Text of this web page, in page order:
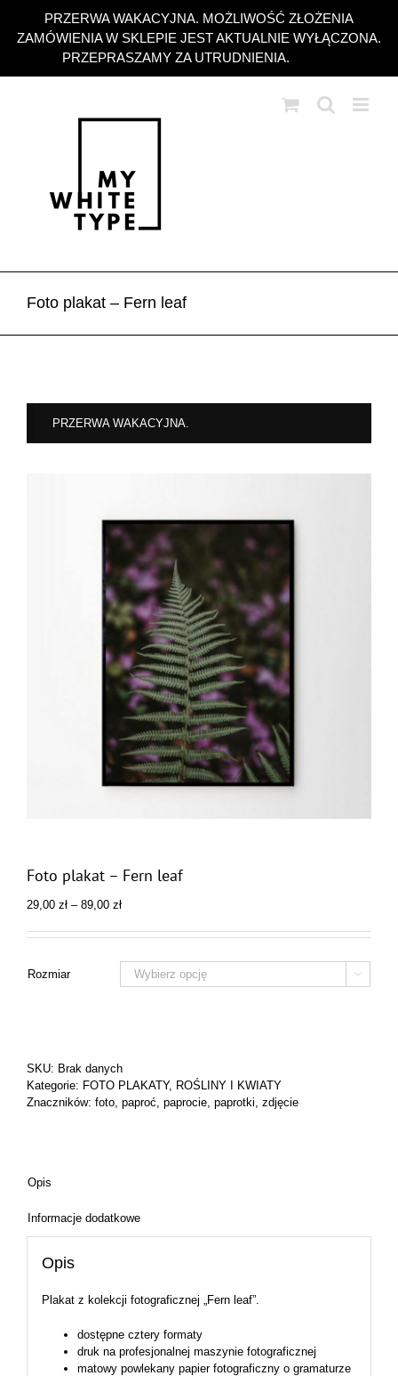
PRZERWA WAKACYJNA. MOŻLIWOŚĆ ZŁOŻENIA
ZAMÓWIENIA W SKLEPIE JEST AKTUALNIE WYŁĄCZONA.
PRZEPRASZAMY ZA UTRUDNIENIA.
zawartości
Foto plakat – Fern leaf
PRZERWA WAKACYJNA.
Foto plakat – Fern leaf
29,00 zł – 89,00 złZakres
od
89,00 zł
Rozmiar 
SKU: Brak danych
Kategorie: FOTO PLAKATY, ROŚLINY I KWIATY
Znaczników: foto, paproć, paprocie, paprotki, zdjęcie
Opis
Informacje dodatkowe
Opis
Plakat z kolekcji fotograficznej „Fern leaf”.
dostępne cztery formaty
druk na profesjonalnej maszynie fotograficznej
matowy powlekany papier fotograficzny o gramaturze